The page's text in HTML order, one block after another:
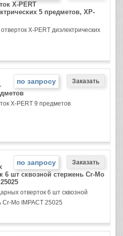
X-PERT
5 предметов, XP-
X-PERT диэлектрических
по запросу
X-PERT 9 предметов
по запросу
6 шт сквозной стержень Cr-Mo
отверток 6 шт сквозной
Cr-Mo IMPACT 25025